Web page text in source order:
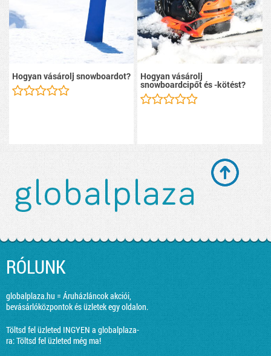
Hogyan vásárolj snowboardot? Hogyan vásárolj
snowboardcipőt és -kötést?
RÓLUNK
globalplaza.hu = Áruházláncok akciói,
bevásárlóközpontok és üzletek egy oldalon.
Töltsd fel üzleted INGYEN a globalplaza-
ra:Töltsd fel üzleted még ma!